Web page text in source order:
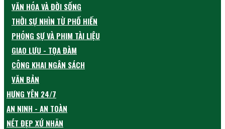
VĂN HÓA VÀ ĐỜI SỐNG
THỜI SỰ NHÌN TỪ PHỐ HIẾN
PHÓNG SỰ VÀ PHIM TÀI LIỆU
GIAO LƯU - TỌA ĐÀM
CÔNG KHAI NGÂN SÁCH
VĂN BẢN
HƯNG YÊN 24/7
AN NINH - AN TOÀN
NÉT ĐẸP XỨ NHÃN